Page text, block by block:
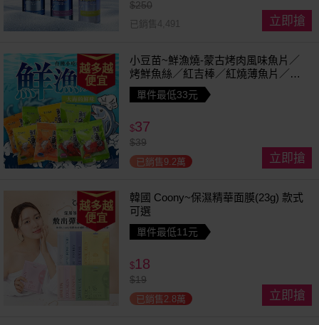
$250
已銷售4,491 立即搶
越多越
便宜
小豆苗~鮮漁燒-蒙古烤肉風味魚片／
烤鮮魚絲／紅吉棒／紅燒薄魚片／鱈
魚香絲／方塊鮮魚片／清香魚／煙燻
切片(1包入) 款式可選
單件最低33元
$37
$39
已銷售9.2萬 立即搶
越多越
便宜
韓國 Coony~保濕精華面膜(23g) 款式
可選
單件最低11元
$18
$19
已銷售2.8萬 立即搶